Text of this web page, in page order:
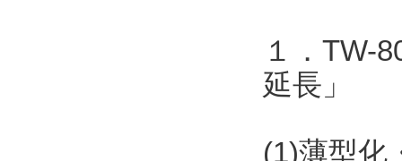
１．TW-
延長」
(1)薄型化